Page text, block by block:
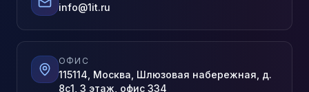
info@1it.ru
ОФИС
115114, Москва, Шлюзовая набережная, д.
8с1, 3 этаж, офис 334